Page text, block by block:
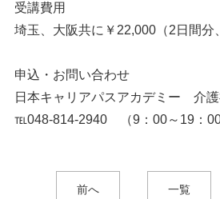
受講費用
埼玉、大阪共に￥22,000（2日間分
申込・お問い合わせ
日本キャリアパスアカデミー 介
℡048-814-2940 （9：00～19：00
前へ 一覧